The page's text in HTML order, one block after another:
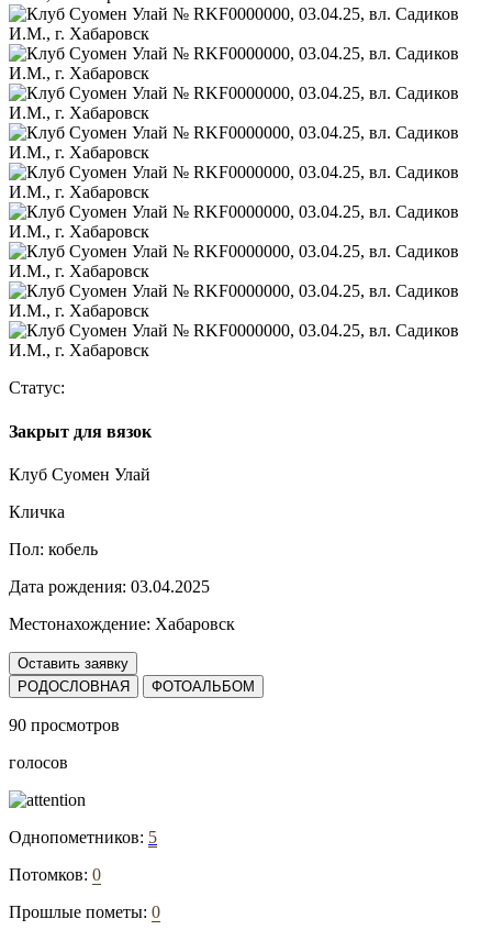
Статус:
Закрыт для вязок
Клуб Суомен Улай
Кличка
Пол: кобель
Дата рождения: 03.04.2025
Местонахождение: Хабаровск
Оставить заявку
РОДОСЛОВНАЯ
ФОТОАЛЬБОМ
90 просмотров
голосов
Однопометников: 5
Потомков: 0
Прошлые пометы: 0